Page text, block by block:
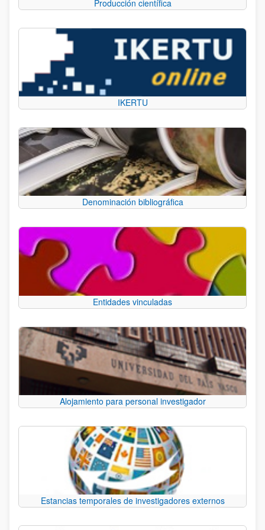
Producción científica
IKERTU
Denominación bibliográfica
Entidades vinculadas
Alojamiento para personal investigador
Estancias temporales de investigadores externos